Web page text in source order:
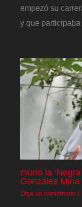
empezó su
y que
murió la
González Mina
Deja un comentario /